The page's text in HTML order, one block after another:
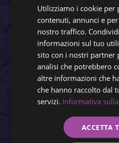
Modena
P. IVA E C.F.
01636220194
Memooriaè una delle
aziende che compongono il
Gruppo Panini Cultura.
Franco Cosimo
Utilizziamo i cookie per
contenuti, annunci e
nostro traffico.
informazioni sul tuo
sito con i nostri partner
analisi che potrebbero
altre informazioni che
che hanno raccolto dal
servizi. Informativa
ACCETTA